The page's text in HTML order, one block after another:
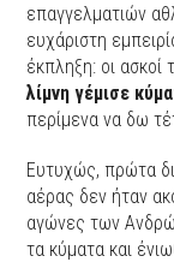
επαγγελματιών
ευχάριστη
έκπληξη: οι ασκοί
λίμνη γέμισε
περίμενα να δω
Ευτυχώς, πρώτα
αέρας δεν ήταν
αγώνες των
τα κύματα και